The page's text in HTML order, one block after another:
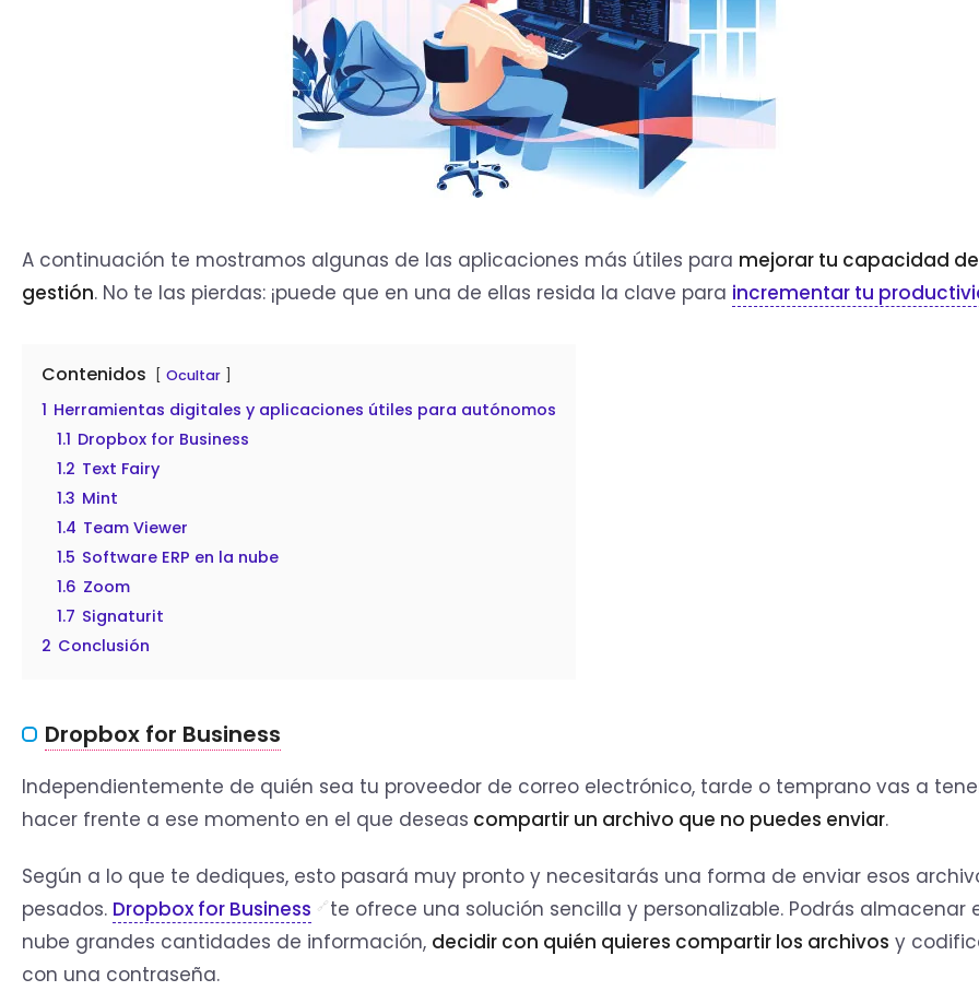
A continuación te mostramos algunas de las aplicaciones más útiles para mejorar tu capacidad de
gestión. No te las pierdas: ¡puede que en una de ellas resida la clave para incrementar tu
Contenidos Ocultar
1 Herramientas digitales y aplicaciones útiles para autónomos
1.1 Dropbox for Business
1.2 Text Fairy
1.3 Mint
1.4 Team Viewer
1.5 Software ERP en la nube
1.6 Zoom
1.7 Signaturit
2 Conclusión
Dropbox for Business
Independientemente de quién sea tu proveedor de correo electrónico, tarde o temprano vas a
hacer frente a ese momento en el que deseas compartir un archivo que no puedes enviar.
Según a lo que te dediques, esto pasará muy pronto y necesitarás una forma de enviar esos
pesados. Dropbox for Business te ofrece una solución sencilla y personalizable. Podrás almacenar
nube grandes cantidades de información, decidir con quién quieres compartir los archivos y
con una contraseña.